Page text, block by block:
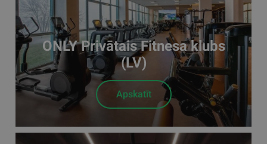
ONLY Privātais Fitnesa klubs
(LV)
Apskatīt